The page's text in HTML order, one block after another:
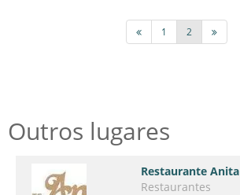
1 2
Outros lugares
Restaurante Anita
Restaurantes